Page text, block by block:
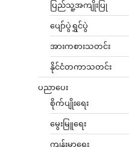
ပြည်သူ့အကျိုးပြု
ပျော်ပွဲရွှင်ပွဲ
အားကစားသတင်း
နိုင်ငံတကာသတင်း
ပညာပေး
စိုက်ပျိုးရေး
မွေးမြူရေး
ကျန်းမာရေး